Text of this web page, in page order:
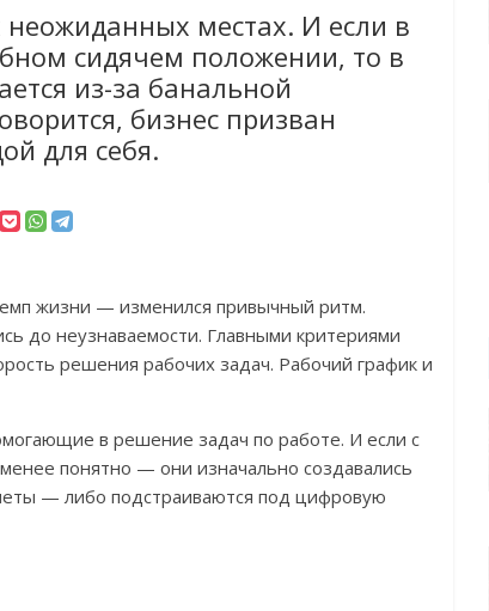
неожиданных местах. И если в
сидячем положении, то в
из-за банальной
бизнес призван
для себя.
жизни — изменился привычный ритм.
до неузнаваемости. Главными критериями
решения рабочих задач. Рабочий график и
в решение задач по работе. И если с
понятно — они изначально создавались
— либо подстраиваются под цифровую